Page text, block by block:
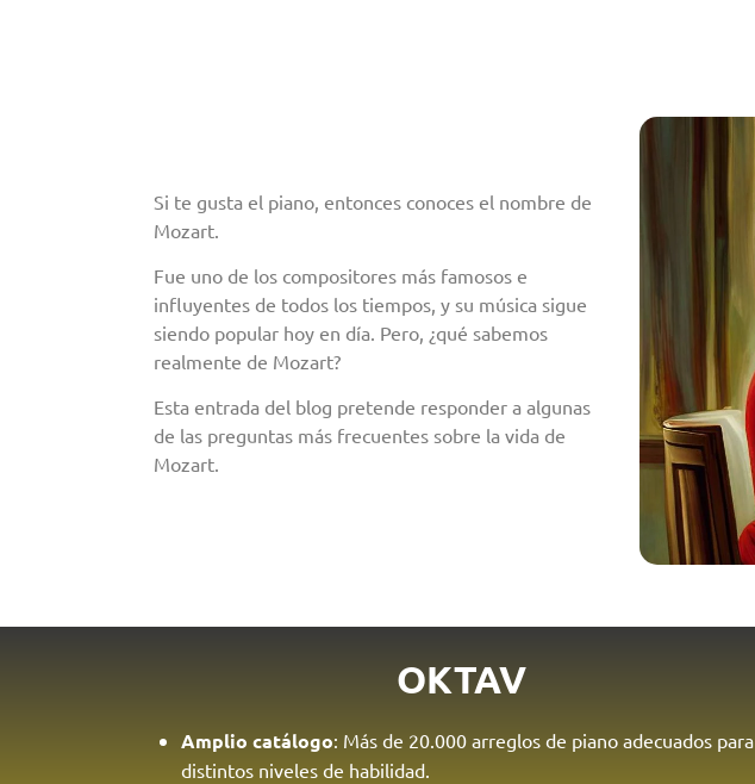
Si te gusta el piano, entonces conoces el nombre de
Mozart.
Fue uno de los compositores más famosos e
influyentes de todos los tiempos, y su música sigue
siendo popular hoy en día. Pero, ¿qué sabemos
realmente de Mozart?
Esta entrada del blog pretende responder a algunas
de las preguntas más frecuentes sobre la vida de
Mozart.
OKTAV
Amplio catálogo: Más de 20.000 arreglos de piano adecuados para
distintos niveles de habilidad.